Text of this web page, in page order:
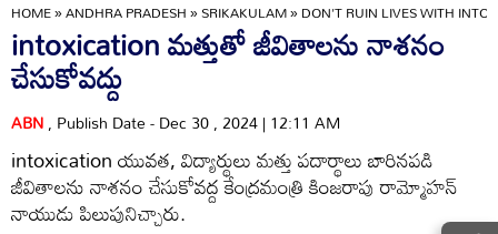
HOME»ANDHRA PRADESH»SRIKAKULAM»DON'T RUIN LIVES WITH
intoxication మత్తుతో జీవితాలను నాశనం
చేసుకోవద్దు
ABN, Publish Date - Dec 30 , 2024 | 12:11 AM
intoxication యువత, విద్యార్థులు మత్తు పదార్థాలు బారినపడి
జీవితాలను నాశనం చేసుకోవద్ద కేంద్రమంత్రి కింజరాపు రామ్మోహన్‌
నాయుడు పిలుపునిచ్చారు.